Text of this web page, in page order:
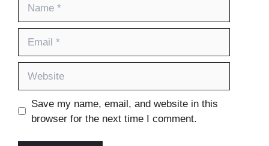
Save my name, email, and website in this
browser for the next time I comment.